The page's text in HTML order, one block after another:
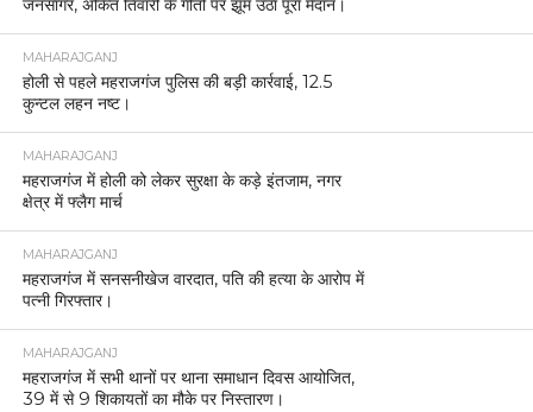
डीएम को सौंपा ज्ञापन
गिरफ्तार
सकुशल बरामद
आधार व आयुष्मान कार्ड, ग्राहक सेवा केंद्र पर छापा, दो
गिरफ्तार।